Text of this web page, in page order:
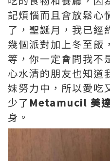
記煩惱而且會放鬆心
了，聖誕月，我已經
幾個派對加上冬至飯
等，你一定會問我不
心水清的朋友也知道
妹努力中，所以愛吃
少了 Metamucil 美
身。